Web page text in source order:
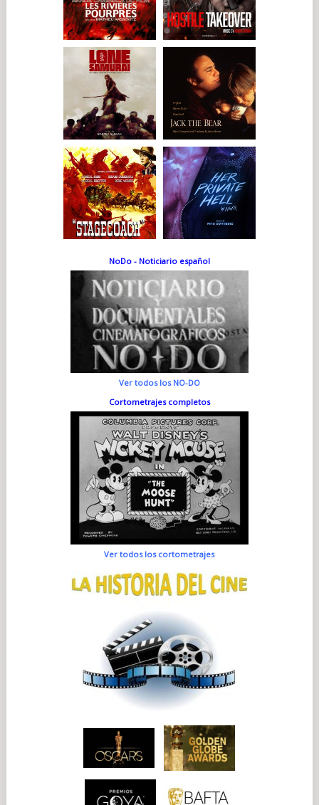
NoDo - Noticiario español
Ver todos los NO-DO
Cortometrajes completos
Ver todos los cortometrajes